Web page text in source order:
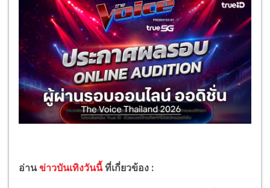
อ่านข่าวบันเทิงวันนี้ ที่เกี่ยวข้อง :